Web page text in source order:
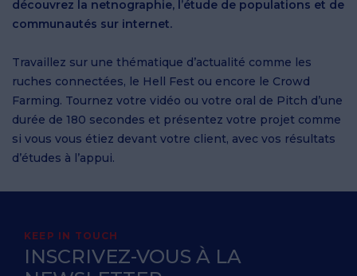
découvrez la netnographie, l’étude de populations et de
communautés sur internet.
Travaillez sur une thématique d’actualité comme les
ruches connectées, le Hell Fest ou encore le Crowd
Farming. Tournez votre vidéo ou votre oral de Pitch d’une
durée de 180 secondes et présentez votre projet comme
si vous vous étiez devant votre client, avec vos résultats
d’études à l’appui.
KEEP IN TOUCH
INSCRIVEZ-VOUS À LA